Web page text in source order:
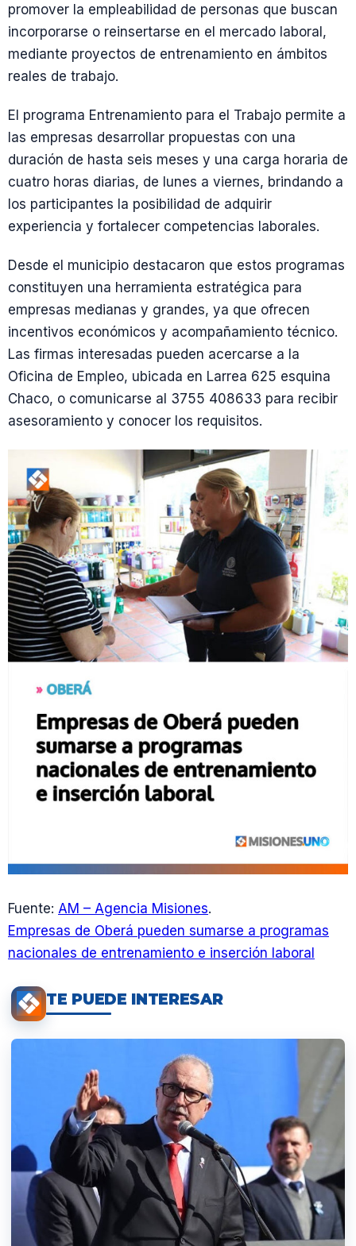
promover la empleabilidad de personas que buscan
incorporarse o reinsertarse en el mercado laboral,
mediante proyectos de entrenamiento en ámbitos
reales de trabajo.
El programa Entrenamiento para el Trabajo permite a
las empresas desarrollar propuestas con una
duración de hasta seis meses y una carga horaria de
cuatro horas diarias, de lunes a viernes, brindando a
los participantes la posibilidad de adquirir
experiencia y fortalecer competencias laborales.
Desde el municipio destacaron que estos programas
constituyen una herramienta estratégica para
empresas medianas y grandes, ya que ofrecen
incentivos económicos y acompañamiento técnico.
Las firmas interesadas pueden acercarse a la
Oficina de Empleo, ubicada en Larrea 625 esquina
Chaco, o comunicarse al 3755 408633 para recibir
asesoramiento y conocer los requisitos.
Fuente: AM – Agencia Misiones.
Empresas de Oberá pueden sumarse a programas
nacionales de entrenamiento e inserción laboral
TE PUEDE INTERESAR